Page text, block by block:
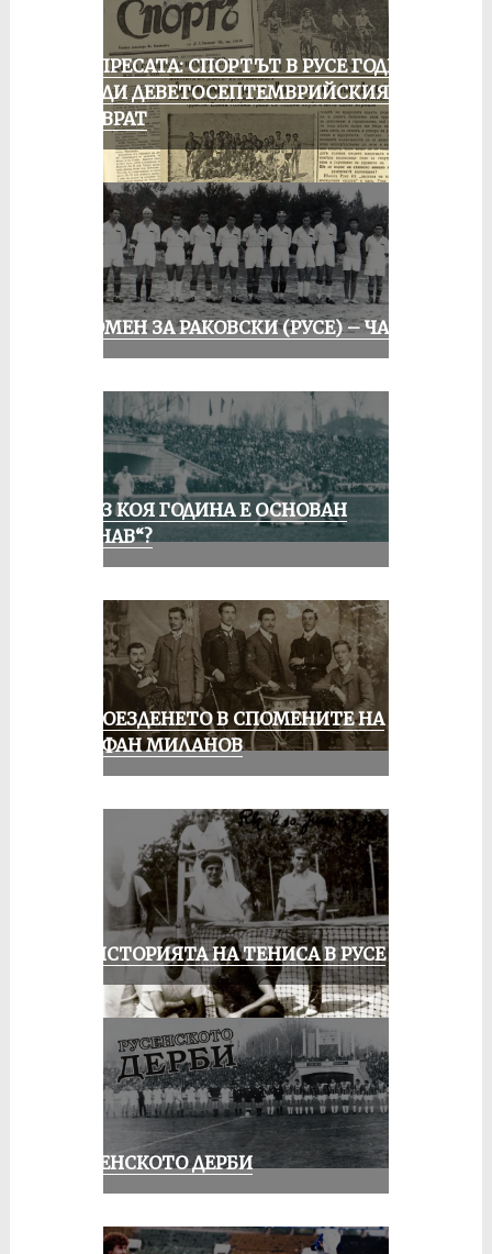
ОТ ПРЕСАТА: СПОРТЪТ В РУСЕ ГОДИНА
ПРЕДИ ДЕВЕТОСЕПТЕМВРИЙСКИЯ
ПРЕВРАТ
СПОМЕН ЗА РАКОВСКИ (РУСЕ) – ЧАСТ I
ПРЕЗ КОЯ ГОДИНА Е ОСНОВАН
„ДУНАВ“?
КОЛОЕЗДЕНЕТО В СПОМЕНИТЕ НА
СТЕФАН МИЛАНОВ
ЗА ИСТОРИЯТА НА ТЕНИСА В РУСЕ
РУСЕНСКОТО ДЕРБИ